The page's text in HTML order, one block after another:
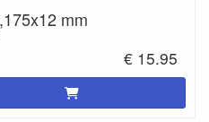
mm
€ 15.95